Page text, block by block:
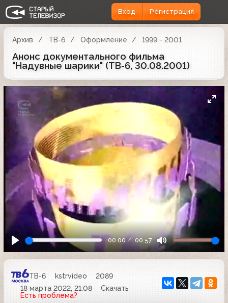
Вход Регистрация
Архив ТВ-6 Оформление 1999 - 2001
Анонс документального фильма
"Надувные шарики" (ТВ-6, 30.08.2001)
00:00 00:57
ТВ-6 kstrvideo
2089
18 марта 2022, 21:08
Скачать
Есть проблема?